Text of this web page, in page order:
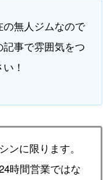
無人ジムなので
事で雰囲気をつ
！
ンに限ります。
時間営業ではな